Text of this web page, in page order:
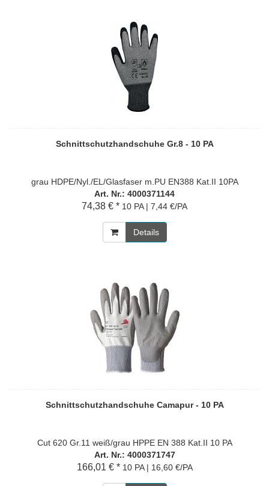
Schnittschutzhandschuhe Gr.8 - 10 PA
grau HDPE/Nyl./EL/Glasfaser m.PU EN388 Kat.II 10PA
Art. Nr.: 4000371144
74,38 € * 10 PA | 7,44 €/PA
Details
Schnittschutzhandschuhe Camapur - 10 PA
Cut 620 Gr.11 weiß/grau HPPE EN 388 Kat.II 10 PA
Art. Nr.: 4000371747
166,01 € * 10 PA | 16,60 €/PA